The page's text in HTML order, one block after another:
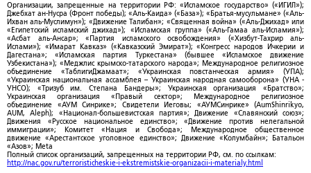
Организации, запрещенные на территории РФ: «Исламское государство» («ИГИЛ»);
Джебхат ан-Нусра (Фронт победы); «Аль-Каида» («База»); «Братья-мусульмане» («Аль-
Ихван аль-Муслимун»); «Движение Талибан»; «Священная война» («Аль-Джихад» или
«Египетский исламский джихад»); «Исламская группа» («Аль-Гамаа аль-Исламия»);
«Асбат аль-Ансар»; «Партия исламского освобождения» («Хизбут-Тахрир аль-
Ислами»); «Имарат Кавказ» («Кавказский Эмират»); «Конгресс народов Ичкерии и
Дагестана»; «Исламская партия Туркестана» (бывшее «Исламское движение
Узбекистана»); «Меджлис крымско-татарского народа»; Международное религиозное
объединение «ТаблигиДжамаат»; «Украинская повстанческая армия» (УПА);
«Украинская национальная ассамблея – Украинская народная самооборона» (УНА -
УНСО); «Тризуб им. Степана Бандеры»; Украинская организация «Братство»;
Украинская организация «Правый сектор»; Международное религиозное
объединение «АУМ Синрике»; Свидетели Иеговы; «АУМСинрике» (AumShinrikyo,
AUM, Aleph); «Национал-большевистская партия»; Движение «Славянский союз»;
Движения «Русское национальное единство»; «Движение против нелегальной
иммиграции»; Комитет «Нация и Свобода»; Международное общественное
движение «Арестантское уголовное единство»; Движение «Колумбайн»; Батальон
«Азов»; Meta
Полный список организаций, запрещенных на территории РФ, см. по ссылкам:
http://nac.gov.ru/terroristicheskie-i-ekstremistskie-organizacii-i-materialy.html